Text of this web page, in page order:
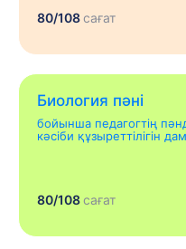
80/108сағат
Биология пәні
бойынша педагогтің
кәсіби құзыреттілігін
80/108сағат